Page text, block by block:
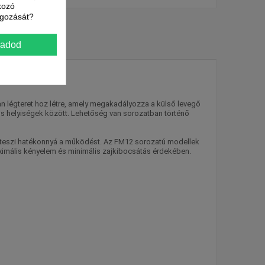
légteret hoz létre, amely megakadályozza a külső levegő
helyiségek között. Lehetőség van sorozatban történő
hatékonnyá a működést. Az FM12 sorozatú modellek
kényelem és minimális zajkibocsátás érdekében.